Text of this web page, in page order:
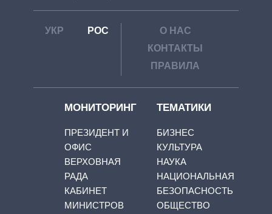
УКР РОС
О НАС
КОНТАКТЫ
ПРАВИЛА
МОНИТОРИНГ
ПРЕЗИДЕНТ И
ОФИС
ВЕРХОВНАЯ
РАДА
КАБИНЕТ
МИНИСТРОВ
ТЕМАТИКИ
БИЗНЕС
КУЛЬТУРА
НАУКА
НАЦИОНАЛЬНАЯ
БЕЗОПАСНОСТЬ
ОБЩЕСТВО